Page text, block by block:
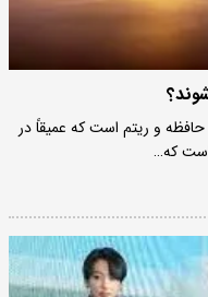
و ریتم است که عمیقاً در
که…